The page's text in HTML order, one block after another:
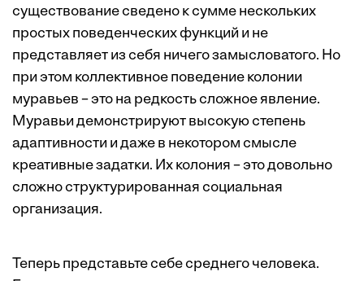
существование сведено к сумме нескольких
простых поведенческих функций и не
представляет из себя ничего замысловатого. Но
при этом коллективное поведение колонии
муравьев – это на редкость сложное явление.
Муравьи демонстрируют высокую степень
адаптивности и даже в некотором смысле
креативные задатки. Их колония – это довольно
сложно структурированная социальная
организация.
Теперь представьте себе среднего человека.